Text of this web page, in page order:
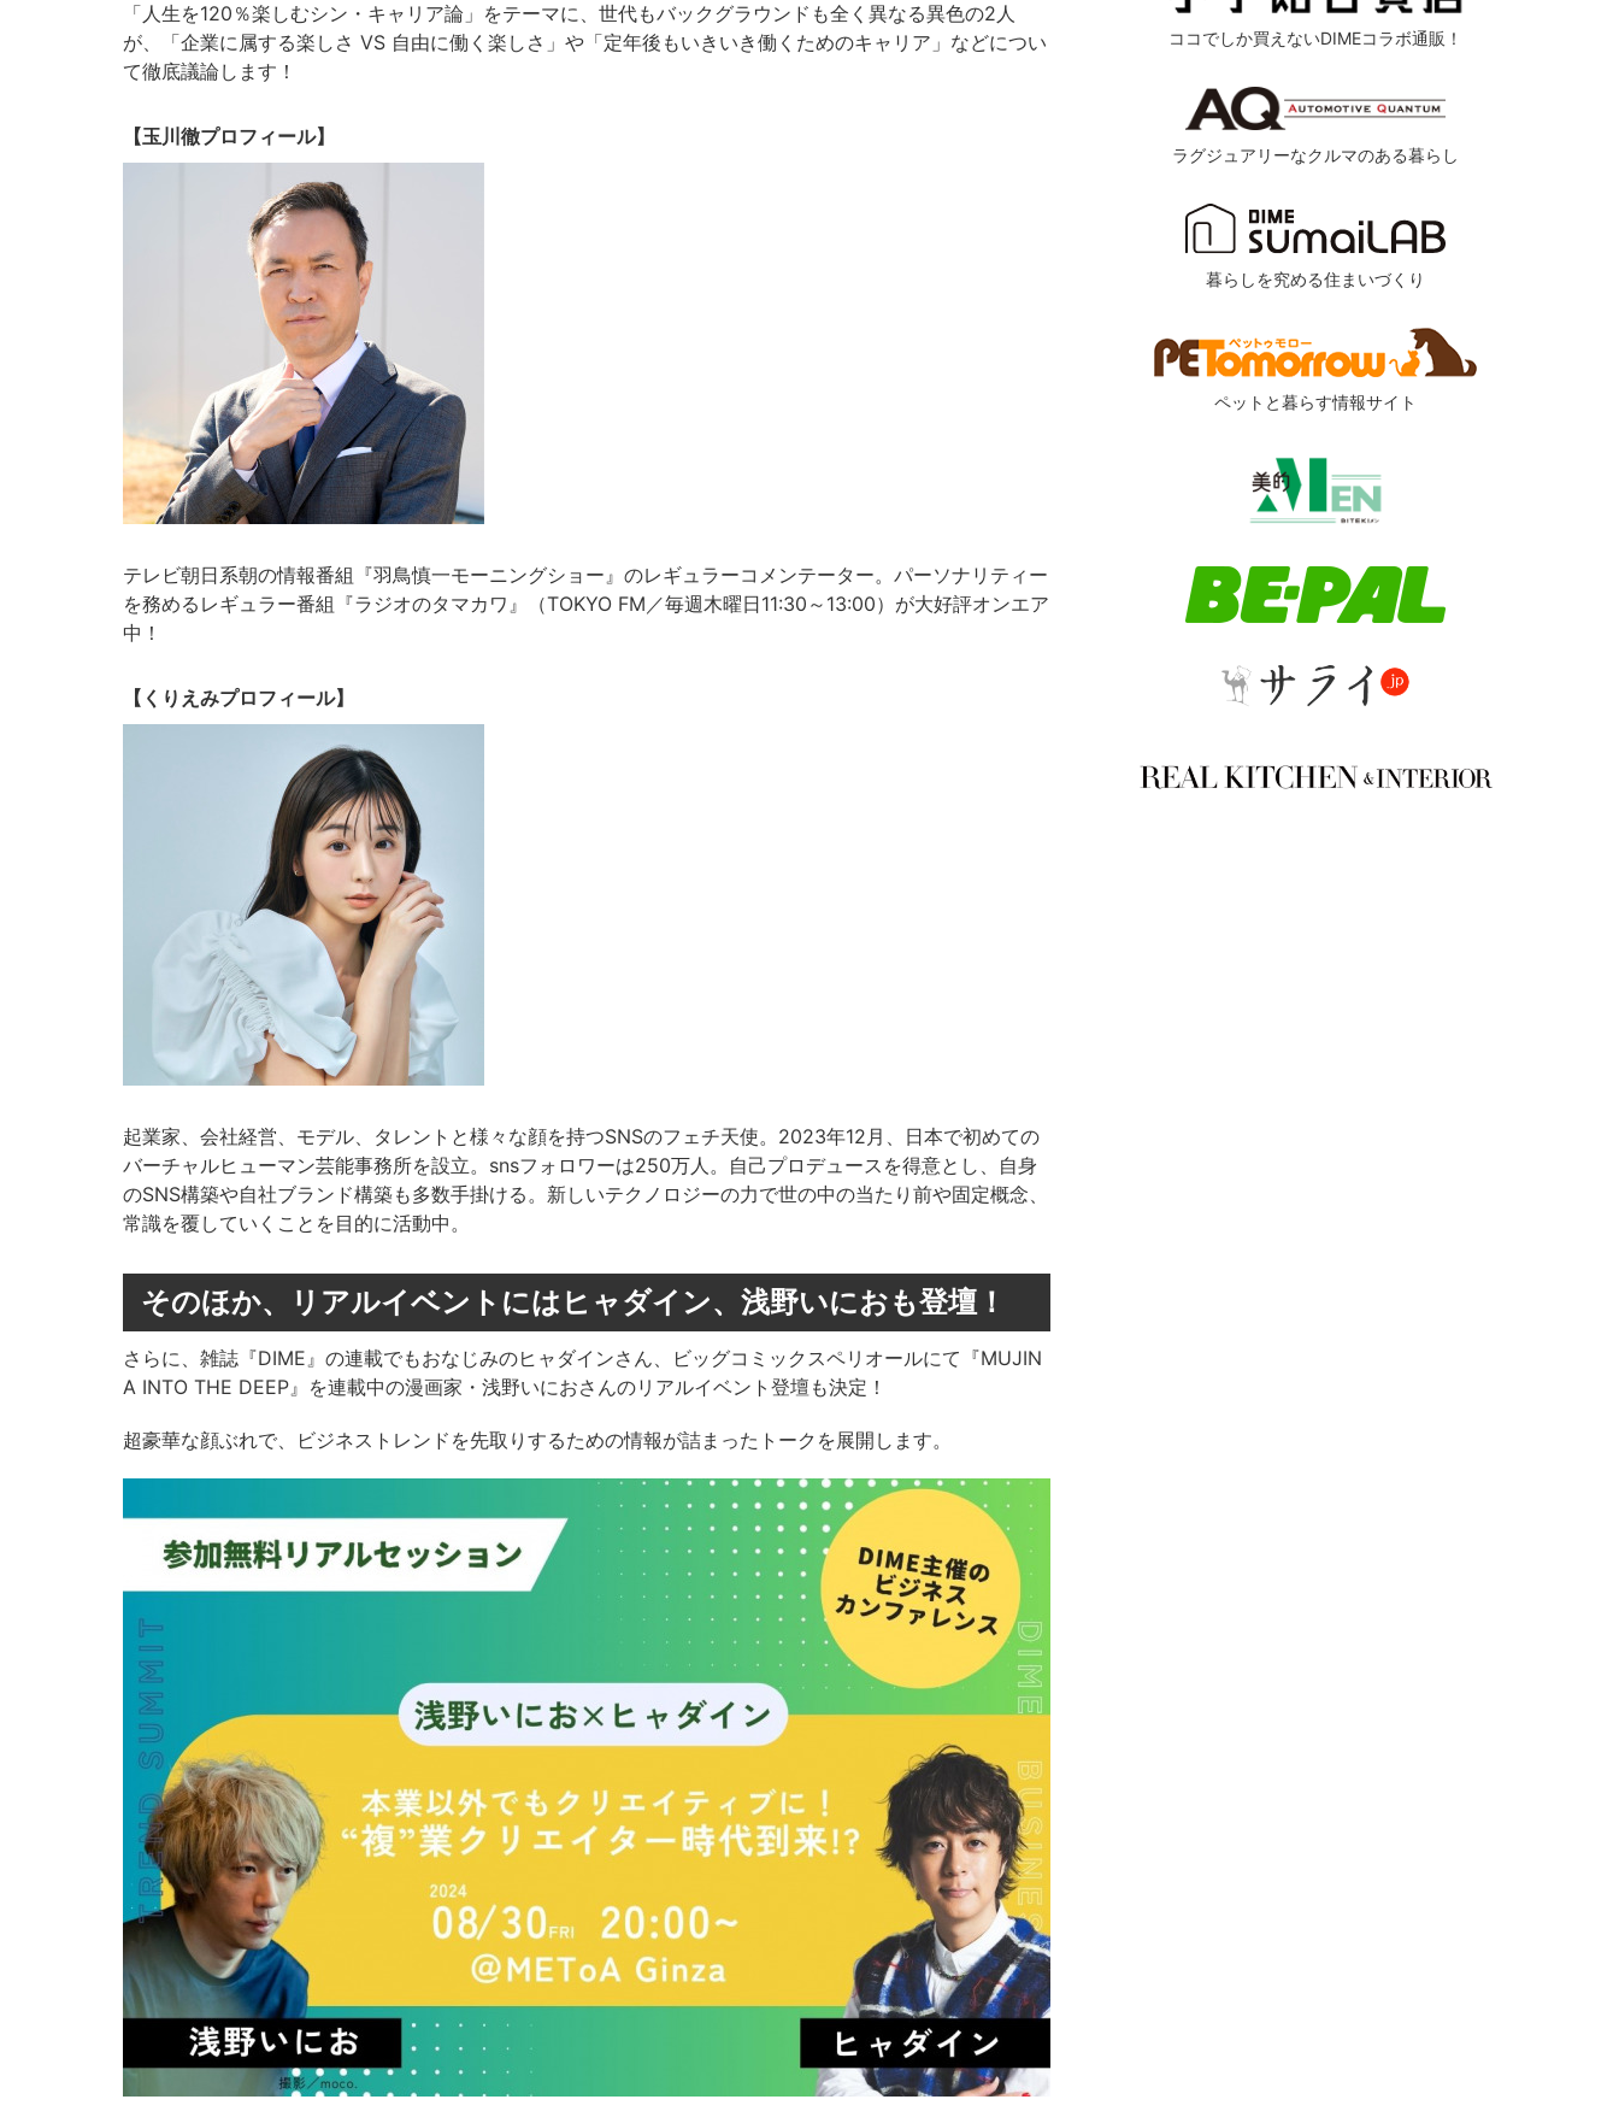
「人生を120％楽しむシン・キャリア論」をテーマに、世代もバックグラウンドも全く異なる異色の2人
が、「企業に属する楽しさ VS 自由に働く楽しさ」や「定年後もいきいき働くためのキャリア」などについ
て徹底議論します！
【玉川徹プロフィール】
テレビ朝日系朝の情報番組『羽鳥慎一モーニングショー』のレギュラーコメンテーター。パーソナリティー
を務めるレギュラー番組『ラジオのタマカワ』（TOKYO FM／毎週木曜日11:30～13:00）が大好評オンエア
中！
【くりえみプロフィール】
起業家、会社経営、モデル、タレントと様々な顔を持つSNSのフェチ天使。2023年12月、日本で初めての
バーチャルヒューマン芸能事務所を設立。snsフォロワーは250万人。自己プロデュースを得意とし、自身
のSNS構築や自社ブランド構築も多数手掛ける。新しいテクノロジーの力で世の中の当たり前や固定概念、
常識を覆していくことを目的に活動中。
そのほか、リアルイベントにはヒャダイン、浅野いにおも登壇！
さらに、雑誌『DIME』の連載でもおなじみのヒャダインさん、ビッグコミックスペリオールにて『MUJIN
A INTO THE DEEP』を連載中の漫画家・浅野いにおさんのリアルイベント登壇も決定！
超豪華な顔ぶれで、ビジネストレンドを先取りするための情報が詰まったトークを展開します。
ココでしか買えないDIMEコラボ通販！
ラグジュアリーなクルマのある暮らし
暮らしを究める住まいづくり
ペットと暮らす情報サイト